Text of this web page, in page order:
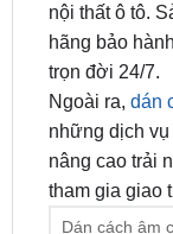
nội thất ô tô.
hãng bảo
trọn đời 24/7.
Ngoài ra, dán
những dịch
nâng cao trải
tham gia giao
Dán cách âm